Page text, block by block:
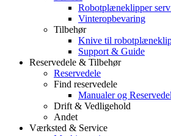
Robotplæneklipper
Vinteropbevaring
Tilbehør
Knive til
Support & Guide
Reservedele & Tilbehør
Reservedele
Find reservedele
Manualer og
Drift & Vedligehold
Andet
Værksted & Service